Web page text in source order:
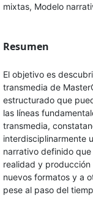
mixtas, Modelo
Resumen
El objetivo es
transmedia de
estructurado que
las líneas
transmedia,
interdisciplinarmente
narrativo definido
realidad y
nuevos formatos y a
pese al paso del